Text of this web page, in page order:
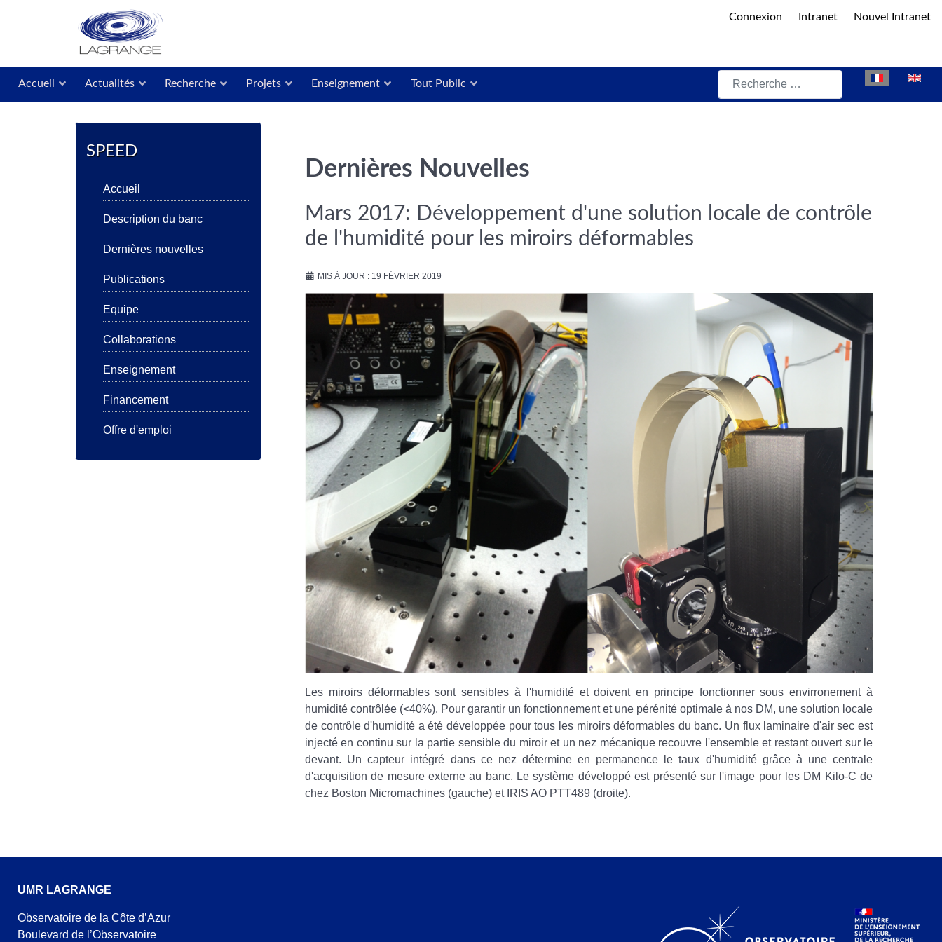
Connexion Intranet Nouvel Intranet
Accueil Actualités Recherche Projets Enseignement Tout Public
Rechercher Sélectionnez
SPEED
Accueil
Description du banc
Dernières nouvelles
Publications
Equipe
Collaborations
Enseignement
Financement
Offre d'emploi
Dernières Nouvelles
Mars 2017: Développement d'une solution locale de contrôle
de l'humidité pour les miroirs déformables
MIS À JOUR : 19 FÉVRIER 2019
Les miroirs déformables sont sensibles à l'humidité et doivent en principe fonctionner sous envirronement à
humidité contrôlée (<40%). Pour garantir un fonctionnement et une pérénité optimale à nos DM, une solution locale
de contrôle d'humidité a été développée pour tous les miroirs déformables du banc. Un flux laminaire d'air sec est
injecté en continu sur la partie sensible du miroir et un nez mécanique recouvre l'ensemble et restant ouvert sur le
devant. Un capteur intégré dans ce nez détermine en permanence le taux d'humidité grâce à une centrale
d'acquisition de mesure externe au banc. Le système développé est présenté sur l'image pour les DM Kilo-C de
chez Boston Micromachines (gauche) et IRIS AO PTT489 (droite).
UMR LAGRANGE
Observatoire de la Côte d’Azur
Boulevard de l’Observatoire